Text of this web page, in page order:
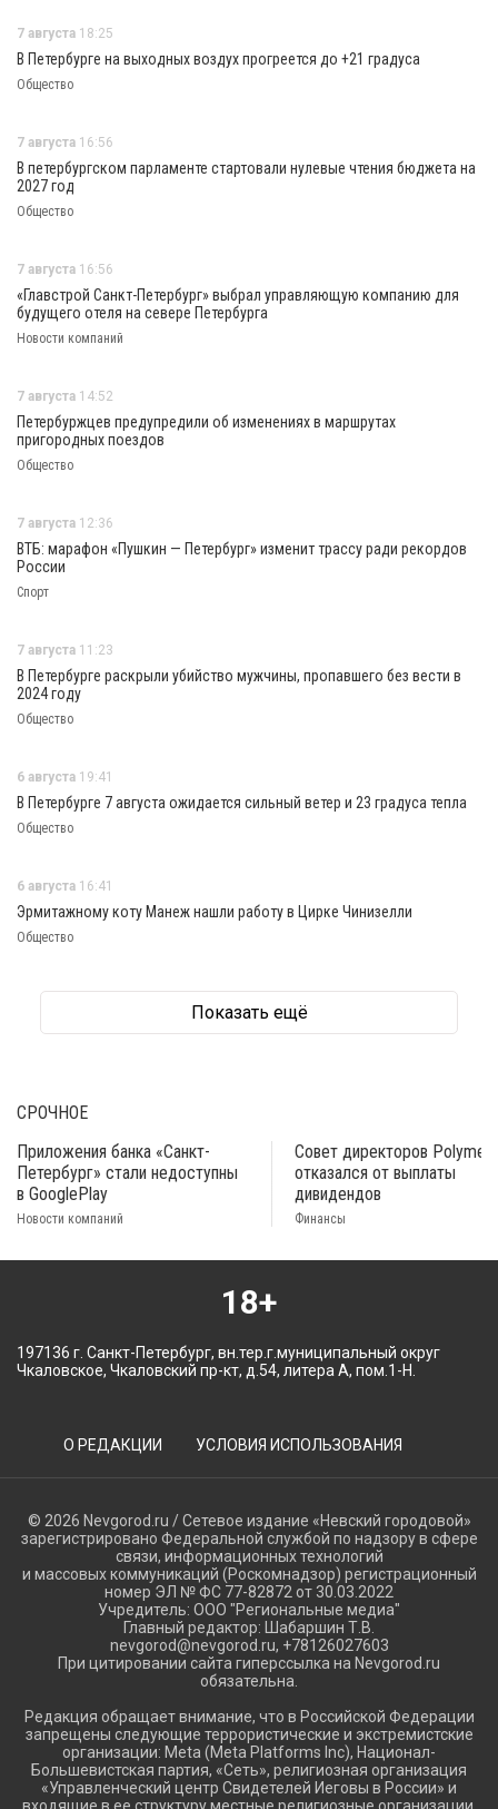
7 августа 18:25
В Петербурге на выходных воздух прогреется до +21 градуса
Общество
7 августа 16:56
В петербургском парламенте стартовали нулевые чтения бюджета на
2027 год
Общество
7 августа 16:56
«Главстрой Санкт-Петербург» выбрал управляющую компанию для
будущего отеля на севере Петербурга
Новости компаний
7 августа 14:52
Петербуржцев предупредили об изменениях в маршрутах
пригородных поездов
Общество
7 августа 12:36
ВТБ: марафон «Пушкин — Петербург» изменит трассу ради рекордов
России
Спорт
7 августа 11:23
В Петербурге раскрыли убийство мужчины, пропавшего без вести в
2024 году
Общество
6 августа 19:41
В Петербурге 7 августа ожидается сильный ветер и 23 градуса тепла
Общество
6 августа 16:41
Эрмитажному коту Манеж нашли работу в Цирке Чинизелли
Общество
Показать ещё
СРОЧНОЕ
Приложения банка «Санкт-
Петербург» стали недоступны
в GooglePlay
Новости компаний
Совет директоров
отказался от выплаты
дивидендов
Финансы
18+
197136 г. Санкт-Петербург, вн.тер.г.муниципальный округ
Чкаловское, Чкаловский пр-кт, д.54, литера А, пом.1-Н.
О РЕДАКЦИИ УСЛОВИЯ ИСПОЛЬЗОВАНИЯ
© 2026 Nevgorod.ru / Сетевое издание «Невский городовой»
зарегистрировано Федеральной службой по надзору в сфере
связи, информационных технологий
и массовых коммуникаций (Роскомнадзор) регистрационный
номер ЭЛ № ФС 77-82872 от 30.03.2022
Учредитель: ООО "Региональные медиа"
Главный редактор: Шабаршин Т.В.
nevgorod@nevgorod.ru, +78126027603
При цитировании сайта гиперссылка на Nevgorod.ru
обязательна.
Редакция обращает внимание, что в Российской Федерации
запрещены следующие террористические и экстремистские
организации: Meta (Meta Platforms Inc), Национал-
Большевистская партия, «Сеть», религиозная организация
«Управленческий центр Свидетелей Иеговы в России» и
входящие в ее структуру местные религиозные организации,